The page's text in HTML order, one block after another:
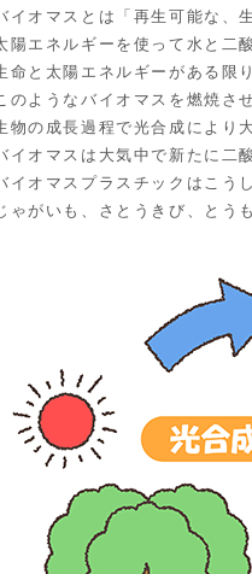
イオマスとは「再生可能な、
陽エネルギーを使って水と二
命と太陽エネルギーがある限
のようなバイオマスを燃焼さ
物の成長過程で光合成により
イオマスは大気中で新たに二
イオマスプラスチックはこう
ゃがいも、さとうきび、とう